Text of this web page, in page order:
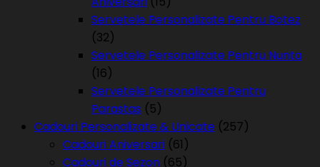
Servetele Personalizate Pentru Botez
(32)
Servetele Personalizate Pentru Nunta
(16)
Servetele Personalizate Pentru
Parastas (5)
Cadouri Personalizate & Unicate (257)
Cadouri Aniversari (61)
Cadouri de Sezon (65)